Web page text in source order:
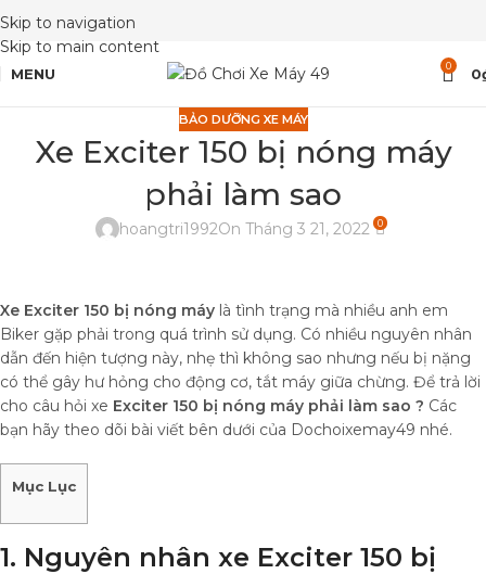
Skip to navigation
Skip to main content
MENU 0 0
BẢO DƯỠNG XE MÁY
Xe Exciter 150 bị nóng máy
phải làm sao
hoangtri1992On Tháng 3 21, 2022 0
Xe Exciter 150 bị nóng máy là tình trạng mà nhiều anh em
Biker gặp phải trong quá trình sử dụng. Có nhiều nguyên nhân
dẫn đến hiện tượng này, nhẹ thì không sao nhưng nếu bị nặng
có thể gây hư hỏng cho động cơ, tắt máy giữa chừng. Để trả lời
cho câu hỏi xe Exciter 150 bị nóng máy phải làm sao ? Các
bạn hãy theo dõi bài viết bên dưới của Dochoixemay49 nhé.
Mục Lục
1. Nguyên nhân xe Exciter 150 bị